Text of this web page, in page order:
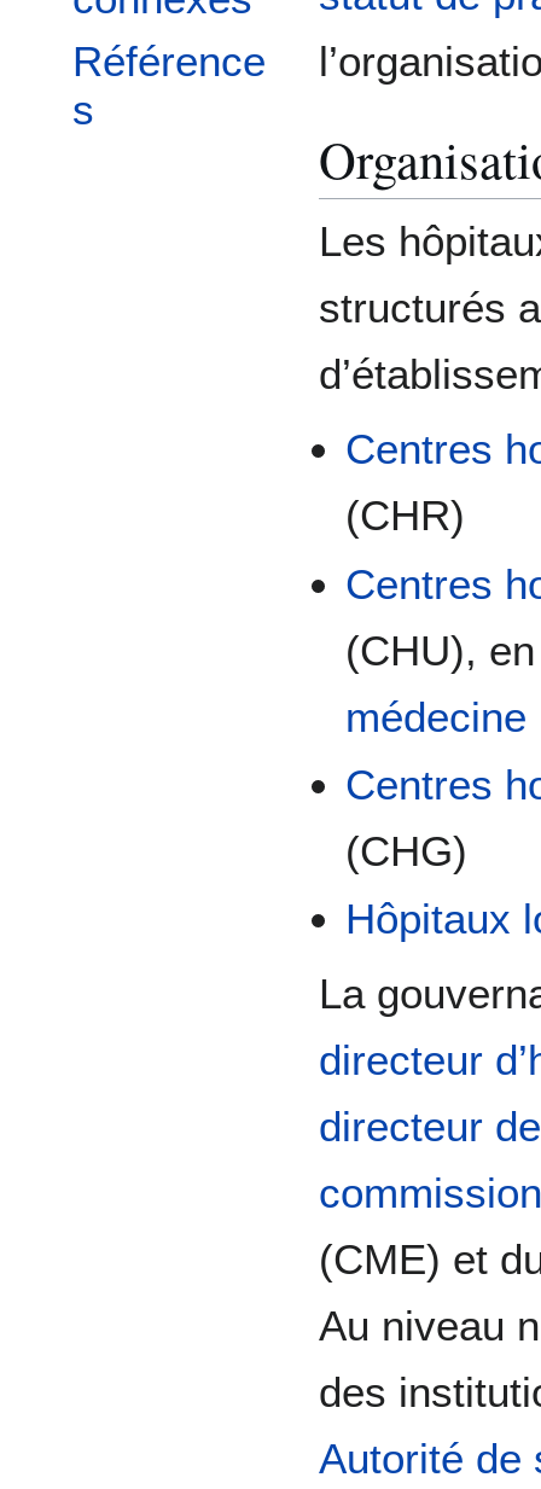
Référence
s
Les
structurés
Centres
(CHR)
Centres
(CHU),
médecine
Centres
(CHG)
Hôpitaux
La
directeur
directeur
(CME) et
Au niveau
des
Autorité de